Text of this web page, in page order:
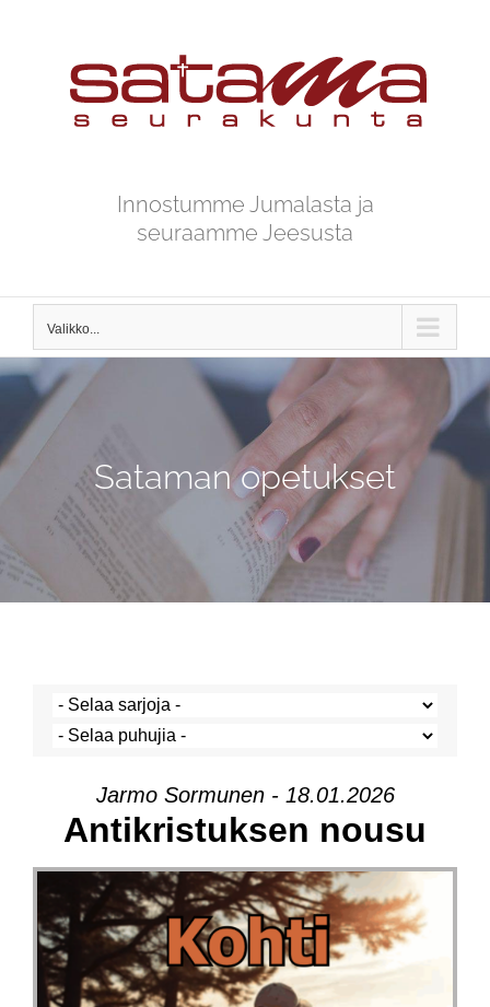
Innostumme Jumalasta ja
seuraamme Jeesusta
Valikko...
Sataman opetukset
Jarmo Sormunen - 18.01.2026
Antikristuksen nousu